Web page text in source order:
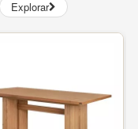
Explorar